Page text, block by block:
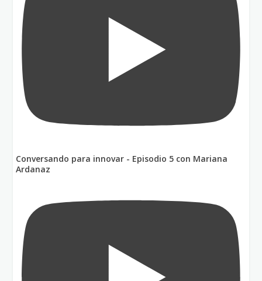
Conversando para innovar - Episodio 5 con Mariana
Ardanaz